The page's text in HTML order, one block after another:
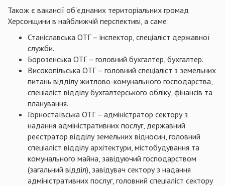
Також є вакансії об'єднаних територіальних громад
Херсонщини в найближчій перспективі, а саме:
Станіславська ОТГ – інспектор, спеціаліст державної
служби.
Борозенська ОТГ – головний бухгалтер, бухгалтер.
Високопільська ОТГ – головний спеціаліст з земельних
питань відділу житлово-комунального господарства,
спеціаліст відділу бухгалтерського обліку, фінансів та
планування.
Горностаївська ОТГ – адміністратор сектору з
надання адміністративних послуг, державний
реєстратор відділу земельних відносин, головний
спеціаліст відділу архітектури, містобудування та
комунального майна, завідуючий господарством
(загальний відділ), завідувач сектору з надання
адміністративних послуг, головний спеціаліст сектору